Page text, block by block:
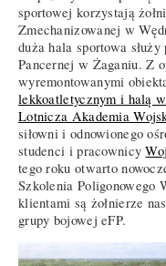
sportowej korzystają
Zmechanizowanej w
duża hala sportowa
Pancernej w Żaganiu. Z
wyremontowanymi
lekkoatletycznym i halą
Lotnicza Akademia
siłowni i odnowionego
studenci i pracownicy
tego roku otwarto
Szkolenia Poligonowego
klientami są żołnierze
grupy bojowej eFP.